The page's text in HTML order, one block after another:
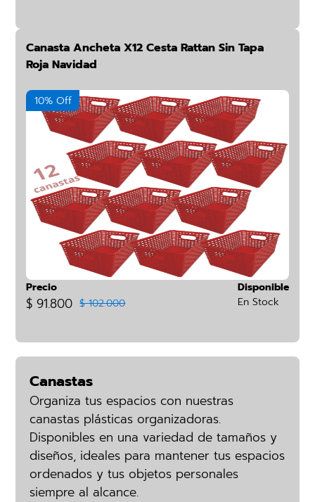
Canasta Ancheta X12 Cesta Rattan Sin Tapa
Roja Navidad
10% Off
Precio
$ 91.800 $ 102.000
Disponible
En Stock
Canastas
Organiza tus espacios con nuestras
canastas plásticas organizadoras.
Disponibles en una variedad de tamaños y
diseños, ideales para mantener tus espacios
ordenados y tus objetos personales
siempre al alcance.